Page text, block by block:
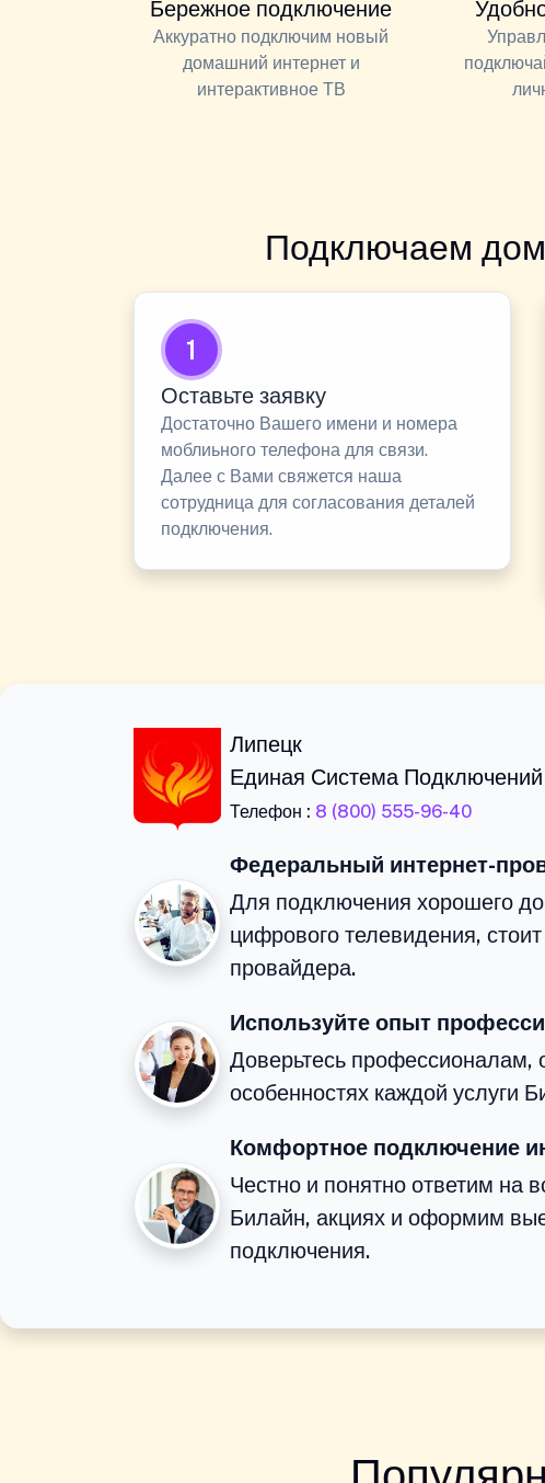
Бережное подключение
Аккуратно подключим новый
домашний интернет и
интерактивное ТВ
Подключаем
1
Оставьте заявку
Достаточно Вашего имени и номера
моблиьного телефона для связи.
Далее с Вами свяжется наша
сотрудница для согласования деталей
подключения.
Липецк
Единая Система Подключений
Телефон : 8 (800) 555-96-40
Федеральный интернет-
Для подключения хорошего
цифрового телевидения,
провайдера.
Используйте опыт
Доверьтесь профессионалам,
особенностях каждой услуги
Комфортное подключение
Честно и понятно ответим на
Билайн, акциях и оформим
подключения.